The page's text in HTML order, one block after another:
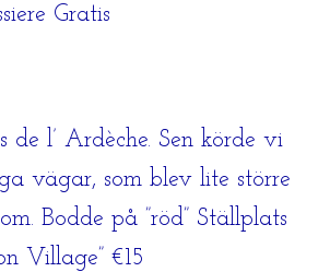
Gratis
de l’ Ardèche. Sen körde vi
vägar, som blev lite större
Bodde på ”röd” Ställplats
Village” €15